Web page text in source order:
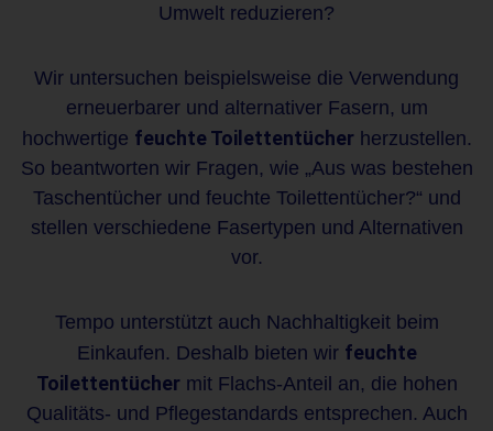
Umwelt reduzieren?
Wir untersuchen beispielsweise die Verwendung
erneuerbarer und alternativer Fasern, um
hochwertige feuchte Toilettentücherherzustellen.
So beantworten wir Fragen, wie „Aus was bestehen
Taschentücher und feuchte Toilettentücher?“ und
stellen verschiedene Fasertypen und Alternativen
vor.
Tempo unterstützt auch Nachhaltigkeit beim
Einkaufen. Deshalb bieten wir feuchte
Toilettentüchermit Flachs-Anteil an, die hohen
Qualitäts- und Pflegestandards entsprechen. Auch